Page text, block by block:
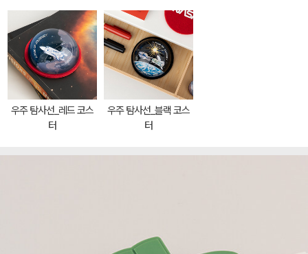
우주 탐사선_레드 코스
터
우주 탐사선_블랙 코스
터